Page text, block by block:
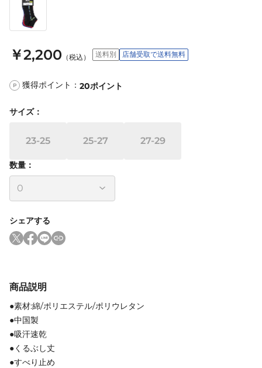
￥2,200 （税込） 送料別 店舗受取で送料無料
P 獲得ポイント： 20ポイント
サイズ：
23-25 25-27 27-29
数量：
シェアする
商品説明
●素材:綿/ポリエステル/ポリウレタン
●中国製
●吸汗速乾
●くるぶし丈
●すべり止め